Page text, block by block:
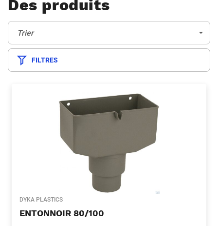
Des produits
Trier:
Trier
FILTRES
DYKA PLASTICS
ENTONNOIR 80/100